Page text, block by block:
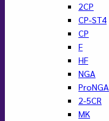
2CP
CP-ST4
CP
F
HF
NGA
ProNGA
2-5CR
MK